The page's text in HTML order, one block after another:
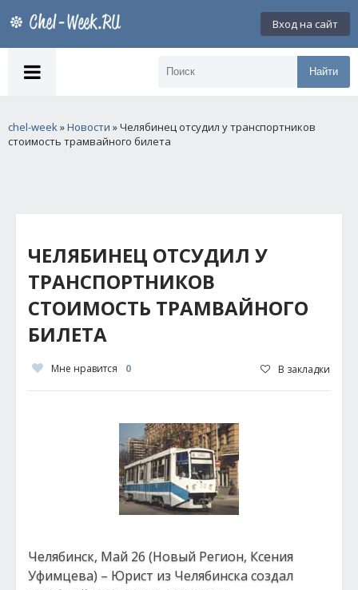
Вход на сайт
Найти
chel-week»Новости » Челябинец отсудил у транспортников
стоимость трамвайного билета
ЧЕЛЯБИНЕЦ ОТСУДИЛ У
ТРАНСПОРТНИКОВ
СТОИМОСТЬ ТРАМВАЙНОГО
БИЛЕТА
Мне нравится 0 В закладки
Челябинск, Май 26 (Новый Регион, Ксения
Уфимцева) – Юрист из Челябинска создал